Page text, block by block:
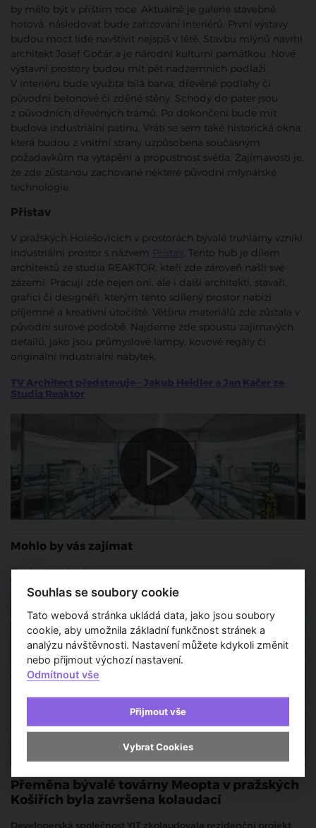
by mělo být v příštím roce. Aktuálně je galerie stavebně
hotová, následovat bude zařizování interiérů. První výstavy
budou moct lidé navštívit nejspíš v létě. Stavbu mlýnů navrhl
architekt Josef Gočár a je národní kulturní památkou. Nové
výstavní prostory budou mít pět nadzemních podlaží.
V interiéru bude využita bílá barva, dřevěné podlahy či
původní betonové či zděné stěny. Schody do pater jsou
z původních dřevěných trámů. Po dokončení bude mít
budova industriální patinu. Vrátí se sem také historická okna,
která budou z vnitřní strany uzpůsobena současným
požadavkům na vytápění a propustnost světla. Zajímavostí je,
že zde zůstanou zachované některé původní mlynářské
technologie.
Přístav
V pražských Holešovicích v prostorách bývalé truhlárny vznikl
industriální prostor s názvem
Přístav . Tento hub je dílem
architektů ze studia REAKTOR, kteří zde zároveň našli své
zázemí. Pracují zde nejen oni, ale i další architekti, stavaři,
grafici či designéři, kterým tento sdílený prostor nabízí
příjemné a kreativní útočiště. Většina materiálů zde zůstala v
původní surové podobě. Najdeme zde spoustu zajímavých
detailů, jako jsou průmyslové lampy, kovové regály či
originální industriální nábytek.
TV Architect představuje - Jakub Heidler a Jan Kačer ze
Studia Reaktor
Mohlo by vás zajímat
Zprávy a aktuality
Přeměna bývalé továrny Meopta v pražských
Košířích byla završena kolaudací
Souhlas se soubory cookie
Tato webová stránka ukládá data, jako jsou soubory
cookie, aby umožnila základní funkčnost stránek a
analýzu návštěvnosti. Nastavení můžete kdykoli změnit
nebo přijmout výchozí nastavení.
Odmítnout vše
Přijmout vše
Vybrat Cookies